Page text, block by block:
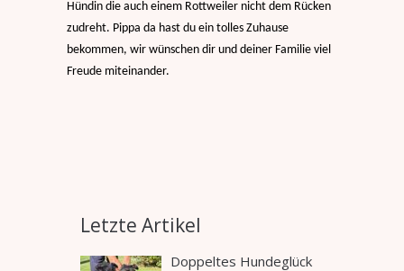
Hündin die auch einem Rottweiler nicht dem Rücken
zudreht. Pippa da hast du ein tolles Zuhause
bekommen, wir wünschen dir und deiner Familie viel
Freude miteinander.
Letzte Artikel
Doppeltes Hundeglück